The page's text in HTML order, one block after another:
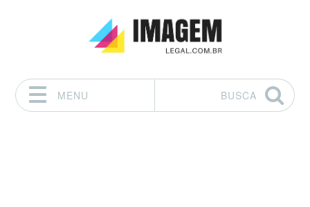
MENU
BUSCA